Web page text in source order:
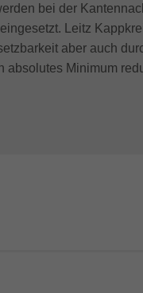
bei der
Leitz
aber auch
absolutes Minimum